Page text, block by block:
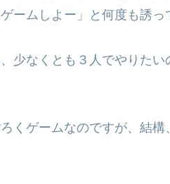
ームしよー」と何度も誘っ
少なくとも３人でやりた
くゲームなのですが、結